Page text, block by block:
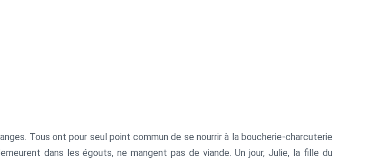
Tous ont pour seul point commun de se nourrir à la boucherie-charcuterie
dans les égouts, ne mangent pas de viande. Un jour, Julie, la fille du